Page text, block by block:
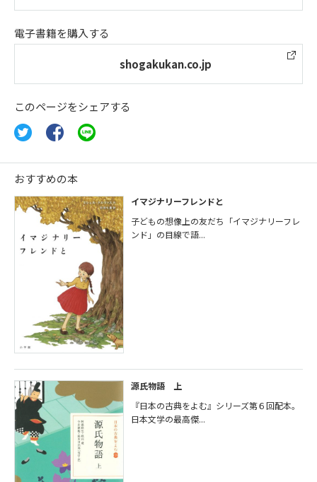
電子書籍を購入する
shogakukan.co.jp
このページをシェアする
おすすめの本
イマジナリーフレンドと
子どもの想像上の友だち「イマジナリーフレ
ンド」の目線で語...
源氏物語 上
『日本の古典をよむ』シリーズ第６回配本。
日本文学の最高傑...